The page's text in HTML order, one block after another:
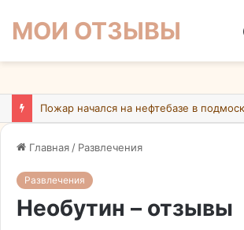
МОИ ОТЗЫВЫ
Главная / Развлечения
Развлечения
Необутин – отзывы